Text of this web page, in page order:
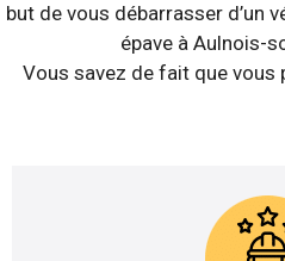
but de vous débarrasser d’un
épave à Aulnois-
Vous savez de fait que vous